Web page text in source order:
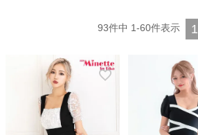
93件中 1-60件表示 1